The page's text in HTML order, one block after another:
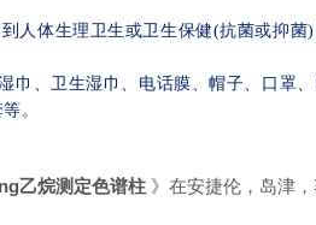
人体生理卫生或卫生保健(抗菌或抑菌
、卫生湿巾、电话膜、帽子、口罩
。
乙烷测定色谱柱 》在安捷伦，岛津